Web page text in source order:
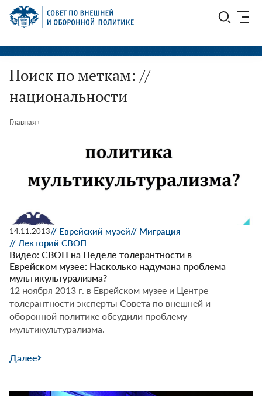
Перейти
СВОП
Поиск по меткам: //
национальности
Главная ›
14.11.2013// Еврейский музей// Миграция
// Лекторий СВОП
Видео: СВОП на Неделе толерантности в
Еврейском музее: Насколько надумана проблема
мультикультурализма?
12 ноября 2013 г. в Еврейском музее и Центре
толерантности эксперты Совета по внешней и
оборонной политике обсудили проблему
мультикультурализма.
Далее